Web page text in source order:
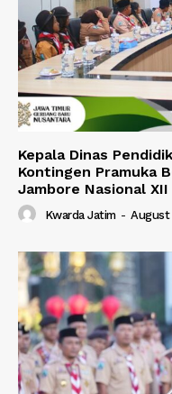
Kepala Dinas
Kontingen Pramuka
Jambore Nasional
Kwarda Jatim - August